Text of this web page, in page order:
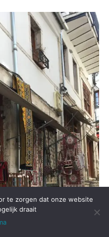
te zorgen dat onze website
draait